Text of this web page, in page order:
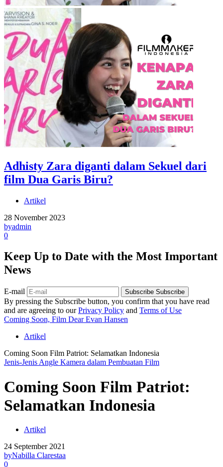
Adhisty Zara diganti dalam Sekuel dari
film Dua Garis Biru?
Artikel
28 November 2023
byadmin
0
Keep Up to Date with the Most Important
News
E-mail Subscribe Subscribe
By pressing the Subscribe button, you confirm that you have read
and are agreeing to ourPrivacy Policy and Terms of Use
Coming Soon, Film Dear Evan Hansen
Artikel
Coming Soon Film Patriot: Selamatkan Indonesia
Jenis-Jenis Angle Kamera dalam Pembuatan Film
Coming Soon Film Patriot:
Selamatkan Indonesia
Artikel
24 September 2021
byNabilla Clarestaa
0